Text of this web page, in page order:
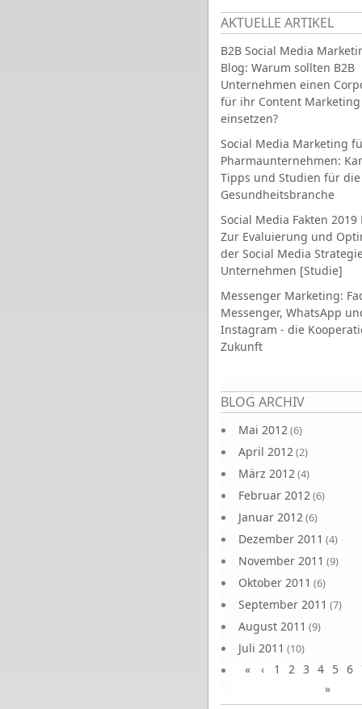
AKTUELLE ARTIKEL
B2B Social Media
Blog: Warum sollten B2B
Unternehmen einen
für ihr Content Marketing
einsetzen?
Social Media Marketing
Pharmaunternehmen:
Tipps und Studien für die
Gesundheitsbranche
Social Media Fakten 2019
Zur Evaluierung und
der Social Media
Unternehmen [Studie]
Messenger Marketing:
Messenger, WhatsApp
Instagram - die
Zukunft
BLOG ARCHIV
Mai 2012(6)
April 2012(2)
März 2012(4)
Februar 2012(6)
Januar 2012(6)
Dezember 2011 (4)
November 2011 (9)
Oktober 2011 (6)
September 2011 (7)
August 2011 (9)
Juli 2011 (10)
Juni 2011(9)
Seiten
« ‹ 1 2 3 4 5 6
»